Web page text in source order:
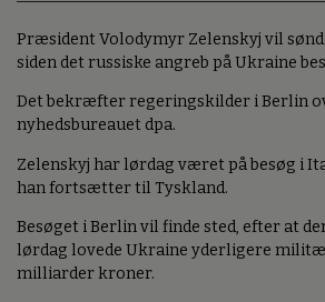
Præsident Volodymyr Zelenskyj vil
siden det russiske angreb på Ukraine
Det bekræfter regeringskilder i Berlin
nyhedsbureauet dpa.
Zelenskyj har lørdag været på besøg i
han fortsætter til Tyskland.
Besøget i Berlin vil finde sted, efter at
lørdag lovede Ukraine yderligere
milliarder kroner.